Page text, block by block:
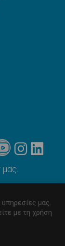
μας.
με τη χρήση